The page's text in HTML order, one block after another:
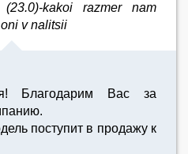
kakoi razmer nam
v nalitsii
Благодарим Вас за
поступит в продажу к